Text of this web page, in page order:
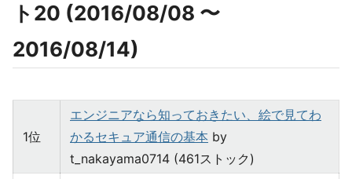
ト20 (2016/08/08 〜
2016/08/14)
1位
エンジニアなら知っておきたい、絵で見てわ
かるセキュア通信の基本 by
t_nakayama0714 (461ストック)